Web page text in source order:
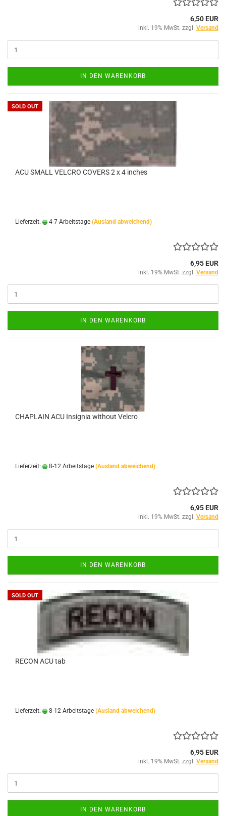
6,50 EUR
inkl. 19% MwSt. zzgl. Versand
IN DEN WARENKORB
SOLD OUT
ACU SMALL VELCRO COVERS 2 x 4 inches
Lieferzeit: 4-7 Arbeitstage (Ausland abweichend)
6,95 EUR
inkl. 19% MwSt. zzgl. Versand
IN DEN WARENKORB
CHAPLAIN ACU Insignia without Velcro
Lieferzeit: 8-12 Arbeitstage (Ausland abweichend)
6,95 EUR
inkl. 19% MwSt. zzgl. Versand
IN DEN WARENKORB
SOLD OUT
RECON ACU tab
Lieferzeit: 8-12 Arbeitstage (Ausland abweichend)
6,95 EUR
inkl. 19% MwSt. zzgl. Versand
IN DEN WARENKORB